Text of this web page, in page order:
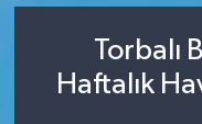
Torbalı
Haftalık